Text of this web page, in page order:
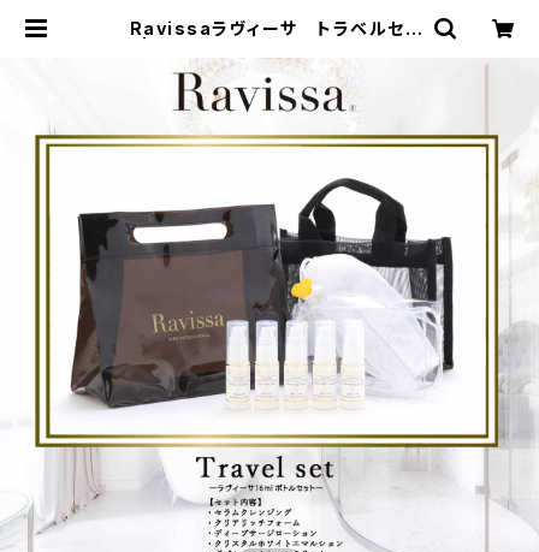
Ravissaラヴィーサ トラベルセッ